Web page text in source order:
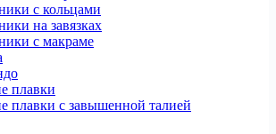
с кольцами
на завязках
с макраме
плавки
плавки с завышенной талией